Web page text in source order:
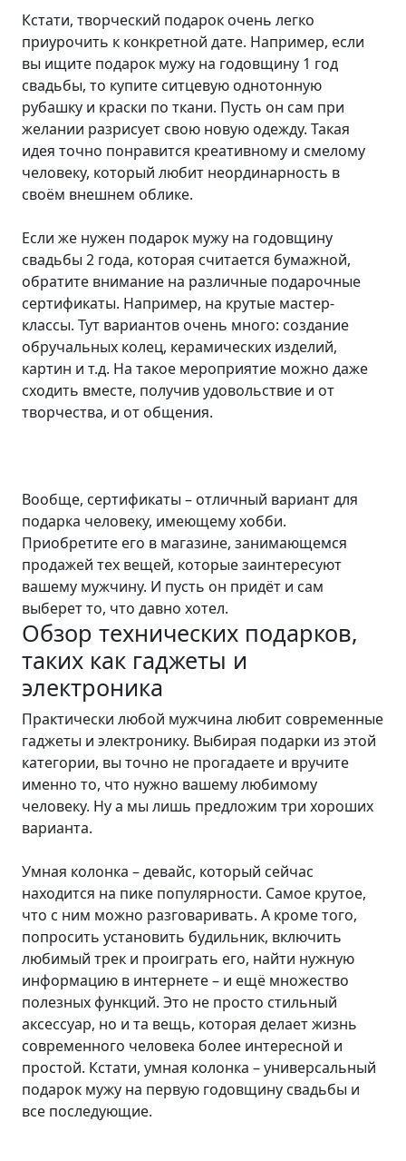
Кстати, творческий подарок очень легко
приурочить к конкретной дате. Например, если
вы ищите подарок мужу на годовщину 1 год
свадьбы, то купите ситцевую однотонную
рубашку и краски по ткани. Пусть он сам при
желании разрисует свою новую одежду. Такая
идея точно понравится креативному и смелому
человеку, который любит неординарность в
своём внешнем облике.
Если же нужен подарок мужу на годовщину
свадьбы 2 года, которая считается бумажной,
обратите внимание на различные подарочные
сертификаты. Например, на крутые мастер-
классы. Тут вариантов очень много: создание
обручальных колец, керамических изделий,
картин и т.д. На такое мероприятие можно даже
сходить вместе, получив удовольствие и от
творчества, и от общения.
Вообще, сертификаты – отличный вариант для
подарка человеку, имеющему хобби.
Приобретите его в магазине, занимающемся
продажей тех вещей, которые заинтересуют
вашему мужчину. И пусть он придёт и сам
выберет то, что давно хотел.
Обзор технических подарков,
таких как гаджеты и
электроника
Практически любой мужчина любит современные
гаджеты и электронику. Выбирая подарки из этой
категории, вы точно не прогадаете и вручите
именно то, что нужно вашему любимому
человеку. Ну а мы лишь предложим три хороших
варианта.
Умная колонка – девайс, который сейчас
находится на пике популярности. Самое крутое,
что с ним можно разговаривать. А кроме того,
попросить установить будильник, включить
любимый трек и проиграть его, найти нужную
информацию в интернете – и ещё множество
полезных функций. Это не просто стильный
аксессуар, но и та вещь, которая делает жизнь
современного человека более интересной и
простой. Кстати, умная колонка – универсальный
подарок мужу на первую годовщину свадьбы и
все последующие.